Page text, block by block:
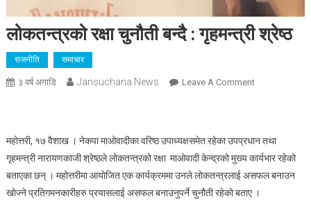
लोकतन्त्रको रक्षा चुनौती बन्दै : गृहमन्त्री श्रेष्ठ
राजनीति समाचार
३ वर्ष अगाडि Jansuchana News Leave A CommentOn
बन्दै
:
गृहमन्त्री
श्रेष्ठ
महोत्तरी, १७ वैशाख । नेकपा माओवादीका वरिष्ठ उपाध्यक्षसमेत रहेका उपप्रधान तथा
गृहमन्त्री नारायणकाजी श्रेष्ठले लोकतन्त्रको रक्षा माओवादी केन्द्रको मुख्य कार्यभार रहेको
बताएका छन् । महोत्तरीमा आयाेजित एक कार्यक्रममा उनले लाेकतन्त्रलाई असफल बनाउन
खाेज्ने प्रतिगमनकारीहरु प्रयासलाई असफल बनाउनुपर्ने चुनौती रहेको बताए ।